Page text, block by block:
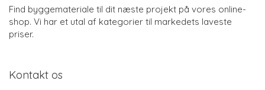
Find byggemateriale til dit næste projekt på vores online-
shop. Vi har et utal af kategorier til markedets laveste
priser.
Kontakt os